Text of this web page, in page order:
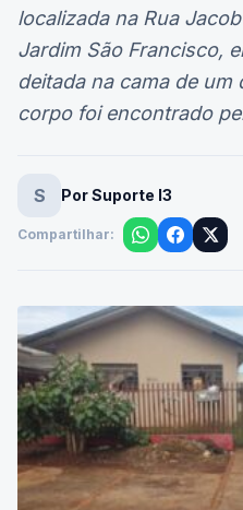
localizada na Rua
Jardim São Francisco,
deitada na cama de
corpo foi encontrado
S Por Suporte I3
Compartilhar: